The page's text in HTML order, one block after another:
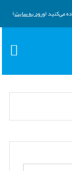
می‌کنید (ورود به سایت)